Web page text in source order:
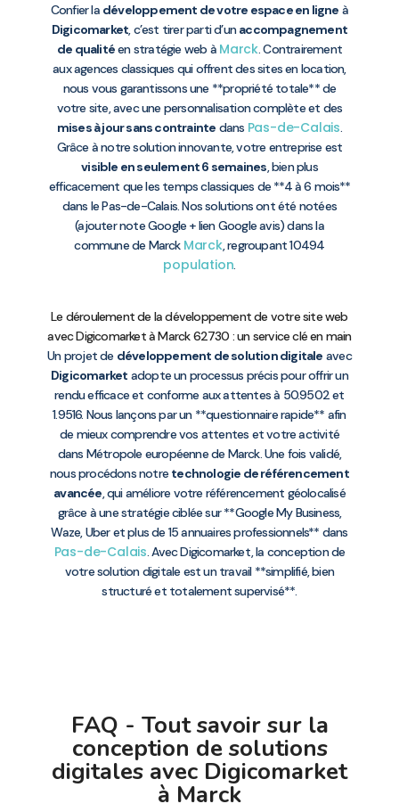
Confier la développement de votre espace en ligne à
Digicomarket, c’est tirer parti d’unaccompagnement
de qualitéen stratégie web à Marck. Contrairement
aux agences classiques qui offrent des sites en location,
nous vous garantissons une **propriété totale** de
votre site, avec une personnalisation complète et des
mises à jour sans contrainte dans Pas-de-Calais.
Grâce à notre solution innovante, votre entreprise est
visible en seulement 6 semaines, bien plus
efficacement que les temps classiques de **4 à 6 mois**
dans le Pas-de-Calais. Nos solutions ont été notées
(ajouter note Google + lien Google avis) dans la
commune de Marck Marck, regroupant 10494
population.
Le déroulement de la développement de votre site web
avec Digicomarket à Marck 62730 : un service clé en main
Un projet de développement de solution digitale avec
Digicomarket adopte un processus précis pour offrir un
rendu efficace et conforme aux attentes à 50.9502 et
1.9516. Nous lançons par un **questionnaire rapide** afin
de mieux comprendre vos attentes et votre activité
dans Métropole européenne de Marck. Une fois validé,
nous procédons notre technologie de référencement
avancée, qui améliore votre référencement géolocalisé
grâce à une stratégie ciblée sur **Google My Business,
Waze, Uber et plus de 15 annuaires professionnels** dans
Pas-de-Calais. Avec Digicomarket, la conception de
votre solution digitale est un travail **simplifié, bien
structuré et totalement supervisé**.
FAQ - Tout savoir sur la
conception de solutions
digitales avec Digicomarket
à Marck